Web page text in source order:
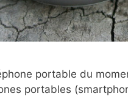
portable du
portables